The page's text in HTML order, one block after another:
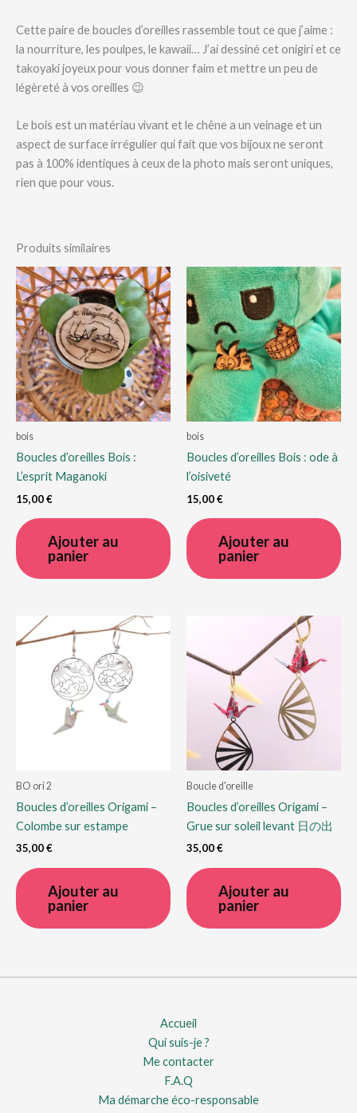
Cette paire de boucles d’oreilles rassemble tout ce que j’aime :
la nourriture, les poulpes, le kawaii… J’ai dessiné cet onigiri et ce
takoyaki joyeux pour vous donner faim et mettre un peu de
légèreté à vos oreilles 😉
Le bois est un matériau vivant et le chêne a un veinage et un
aspect de surface irrégulier qui fait que vos bijoux ne seront
pas à 100% identiques à ceux de la photo mais seront uniques,
rien que pour vous.
Produits similaires
bois
Boucles d’oreilles Bois :
L’esprit Maganoki
15,00€
Ajouter au
panier
bois
Boucles d’oreilles Bois : ode à
l’oisiveté
15,00€
Ajouter au
panier
BO ori 2
Boucles d’oreilles Origami –
Colombe sur estampe
35,00€
Ajouter au
panier
Boucle d'oreille
Boucles d’oreilles Origami –
Grue sur soleil levant 日の出
35,00€
Ajouter au
panier
Accueil
Qui suis-je ?
Me contacter
F.A.Q
Ma démarche éco-responsable